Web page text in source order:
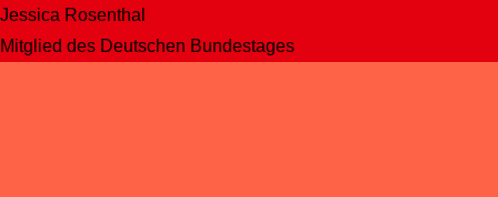
Jessica Rosenthal
Mitglied des Deutschen Bundestages